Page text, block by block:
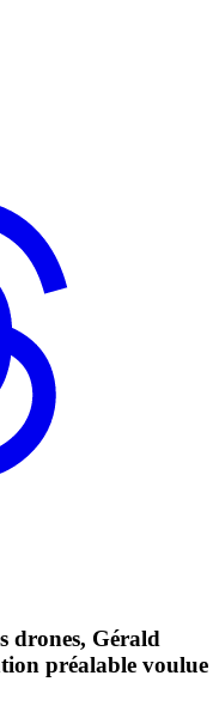
drones, Gérald
préalable voulue